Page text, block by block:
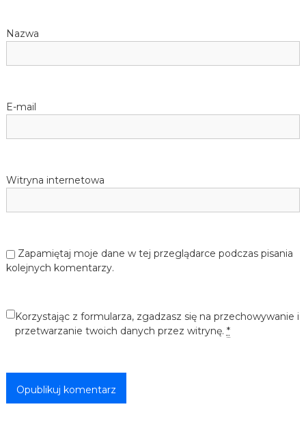
Nazwa
E-mail
Witryna internetowa
Zapamiętaj moje dane w tej przeglądarce podczas pisania
kolejnych komentarzy.
Korzystając z formularza, zgadzasz się na przechowywanie i
przetwarzanie twoich danych przez witrynę. *